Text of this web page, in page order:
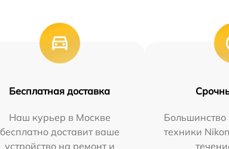
Бесплатная доставка
Наш курьер в Москве
бесплатно доставит ваше
устройство на ремонт и
Большинство
техники